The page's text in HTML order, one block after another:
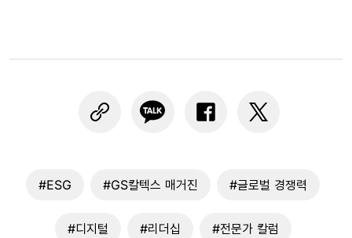
#ESG #GS칼텍스 매거진 #글로벌 경쟁력
#디지털 #리더십 #전문가 칼럼